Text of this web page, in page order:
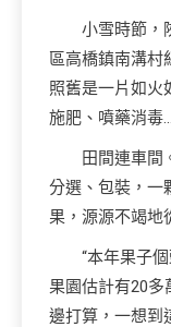
小雪時節，
區高橋鎮南溝村
照舊是一片如火
施肥、噴藥消毒
田間連車間
分選、包裝，一
果，源源不竭地
“本年果子
果園估計有20多
邊打算，一想到